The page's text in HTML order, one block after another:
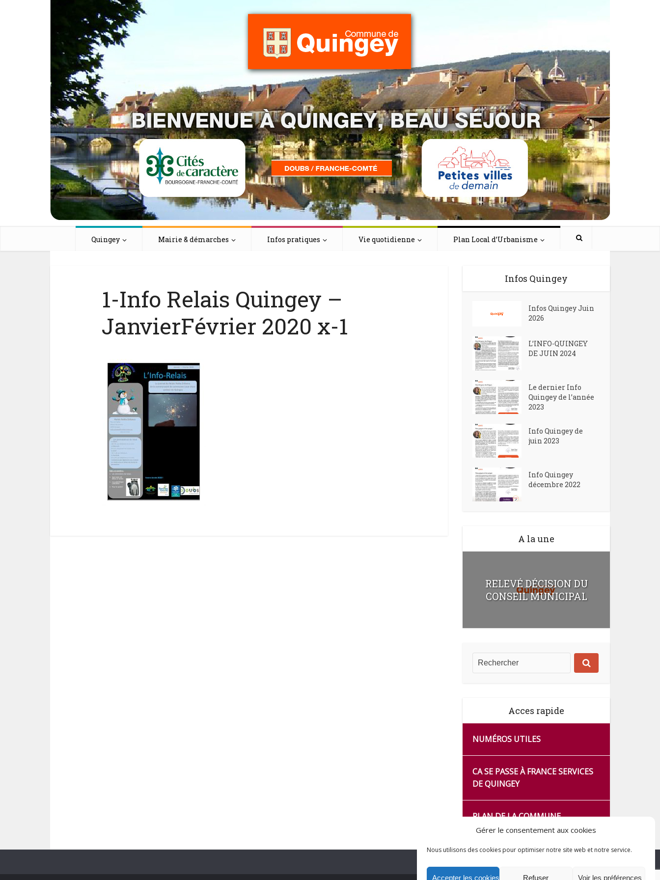
Gérer le consentement aux cookies
Nous utilisons des cookies pour optimiser notre site web et notre service.
Accepter les cookies Refuser Voir les préférences
Quingey Mairie & démarches Infos pratiques Vie quotidienne Plan Local d’Urbanisme
1-Info Relais Quingey –
JanvierFévrier 2020 x-1
Infos Quingey
Infos Quingey Juin
2026
L’INFO-QUINGEY
DE JUIN 2024
Le dernier Info
Quingey de l’année
2023
Info Quingey de
juin 2023
Info Quingey
décembre 2022
A la une
RELEVÉ DÉCISION DU
CONSEIL MUNICIPAL
Acces rapide
NUMÉROS UTILES
CA SE PASSE À FRANCE SERVICES
DE QUINGEY
PLAN DE LA COMMUNE